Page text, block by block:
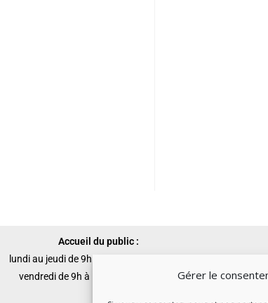
Gérer le
Accueil du public :
lundi au jeudi de 9h à 12h et de 14h à 17h
vendredi de 9h à 12h et de 14h à 16h